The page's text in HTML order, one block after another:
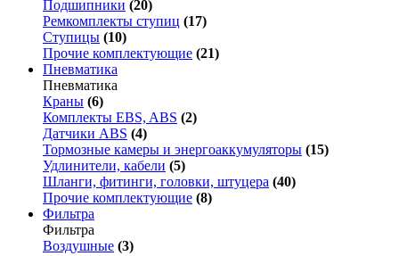
Подшипники (20)
Ремкомплекты ступиц (17)
Ступицы (10)
Прочие комплектующие (21)
Пневматика
Пневматика
Краны (6)
Комплекты EBS, ABS (2)
Датчики ABS (4)
Тормозные камеры и энергоаккумуляторы (15)
Удлинители, кабели (5)
Шланги, фитинги, головки, штуцера (40)
Прочие комплектующие (8)
Фильтра
Фильтра
Воздушные (3)